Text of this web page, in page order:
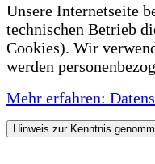
Unsere Internetseite
technischen Betrieb
Cookies). Wir
werden
Mehr erfahren:
Hinweis zur Kenntnis